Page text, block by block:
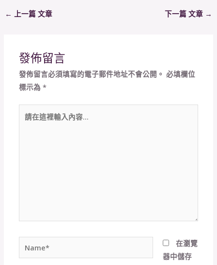
← 上一篇 文章 下一篇 文章 →
發佈留言
發佈留言必須填寫的電子郵件地址不會公開。 必填欄位
標示為*
在
在瀏覽
器中儲存